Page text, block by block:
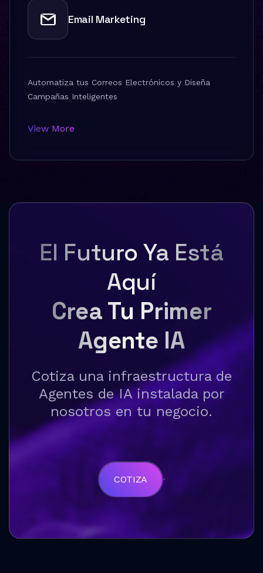
Email Marketing
Automatiza tus Correos Electrónicos y Diseña
Campañas Inteligentes
View More
El Futuro Ya Está
Aquí
Crea Tu Primer
Agente IA
Cotiza una infraestructura de
Agentes de IA instalada por
nosotros en tu negocio.
COTIZA